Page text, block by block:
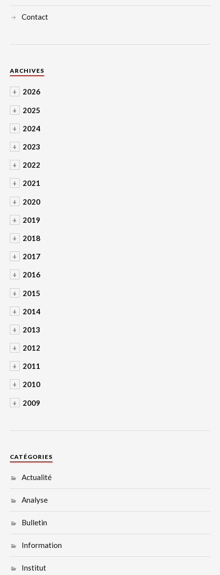
Contact
ARCHIVES
+ 2026
+ 2025
+ 2024
+ 2023
+ 2022
+ 2021
+ 2020
+ 2019
+ 2018
+ 2017
+ 2016
+ 2015
+ 2014
+ 2013
+ 2012
+ 2011
+ 2010
+ 2009
CATÉGORIES
Actualité
Analyse
Bulletin
Information
Institut